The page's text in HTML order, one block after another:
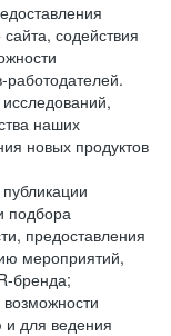
содействия
работодателей.
наших
новых продуктов
подбора
предоставления
мероприятий,
бренда;
и для ведения